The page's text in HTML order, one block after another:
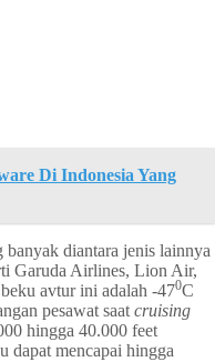
Di Indonesia Yang
banyak diantara jenis lainnya
Garuda Airlines, Lion Air,
avtur ini adalah -470C
pesawat saatcruising
hingga 40.000 feet
dapat mencapai hingga